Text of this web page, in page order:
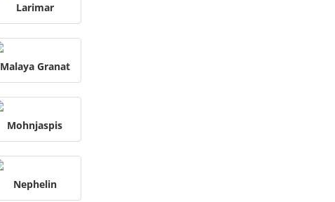
Larimar
Malaya Granat
Mohnjaspis
Nephelin